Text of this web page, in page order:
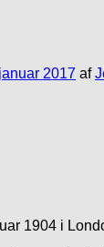
2017 af
1904 i